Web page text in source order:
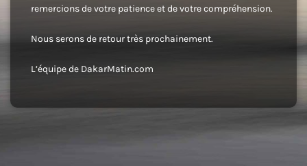
remercions de votre patience et de votre compréhension.
Nous serons de retour très prochainement.
L’équipe de DakarMatin.com